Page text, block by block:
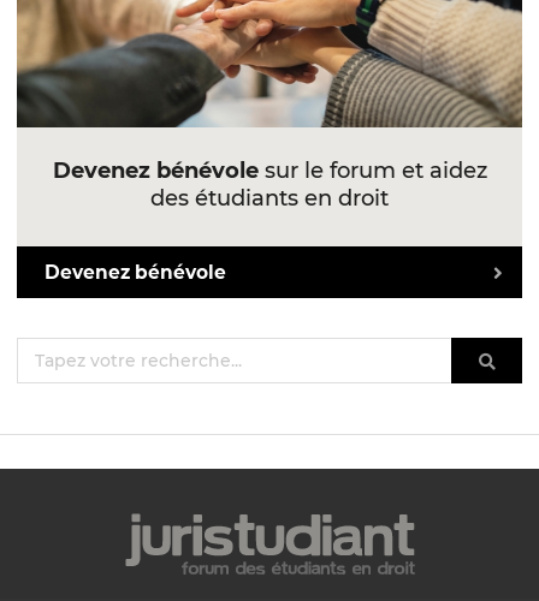
Devenez bénévolesur le forum et aidez
des étudiants en droit
Devenez bénévole